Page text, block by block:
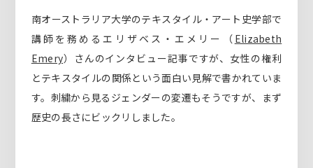
南オーストラリア大学のテキスタイル・アート史学部で
講師を務めるエリザベス・エメリー（ Elizabeth
Emery）さんのインタビュー記事ですが、女性の権利
とテキスタイルの関係という面白い見解で書かれていま
す。刺繍から見るジェンダーの変遷もそうですが、まず
歴史の長さにビックリしました。